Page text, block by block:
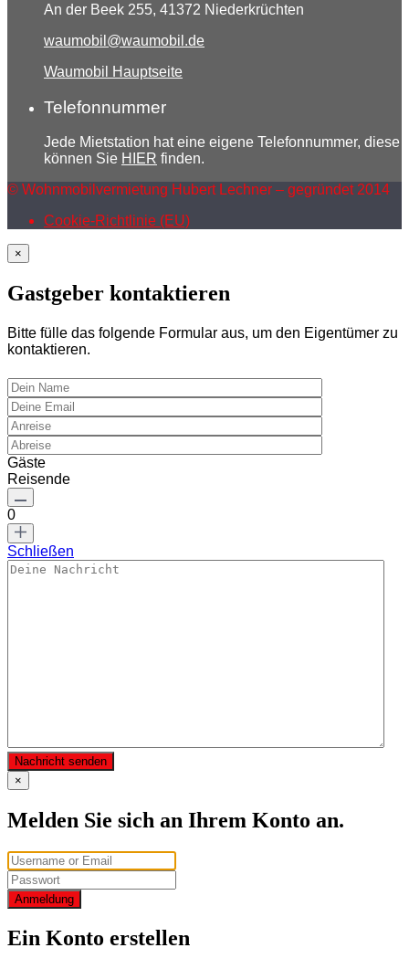
An der Beek 255, 41372 Niederkrüchten
waumobil@waumobil.de
Waumobil Hauptseite
Telefonnummer
Jede Mietstation hat eine eigene Telefonnummer, diese
können Sie HIER finden.
© Wohnmobilvermietung Hubert Lechner – gegründet 2014
Cookie-Richtlinie (EU)
×
Gastgeber kontaktieren
Bitte fülle das folgende Formular aus, um den Eigentümer zu
kontaktieren.
Gäste
Reisende
0
Schließen
Nachricht senden
×
Melden Sie sich an Ihrem Konto an.
Anmeldung
Ein Konto erstellen